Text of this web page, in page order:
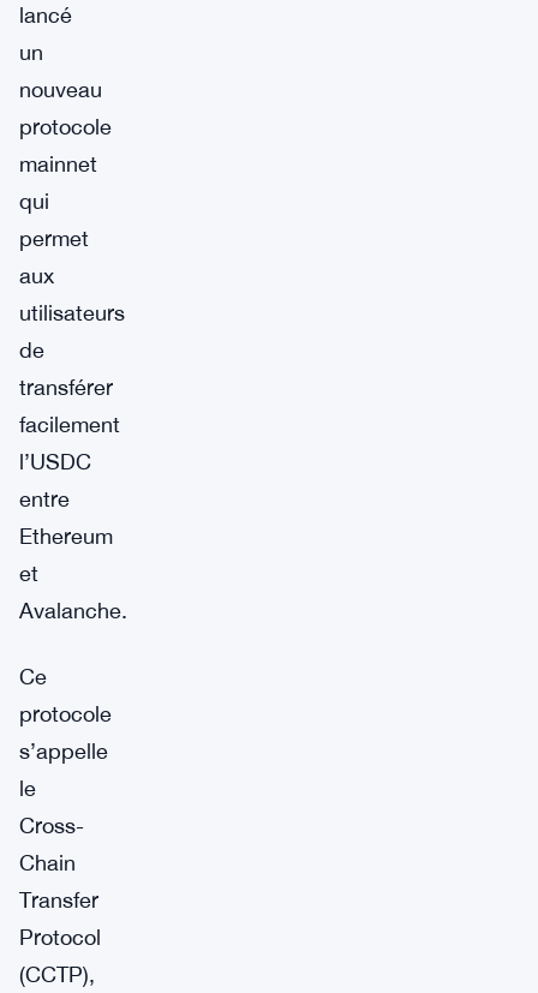
lancé
un
nouveau
protocole
mainnet
qui
permet
aux
utilisateurs
de
transférer
facilement
l’USDC
entre
Ethereum
et
Avalanche.
Ce
protocole
s’appelle
le
Cross-
Chain
Transfer
Protocol
(CCTP),